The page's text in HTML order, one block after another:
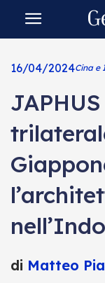
16/04/2024Cina e
di Matteo